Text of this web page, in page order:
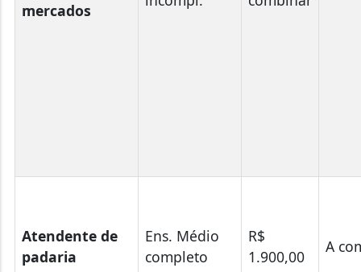
mercados
Atendente de
padaria
Ens. Médio
completo
R$
1.900,00
A